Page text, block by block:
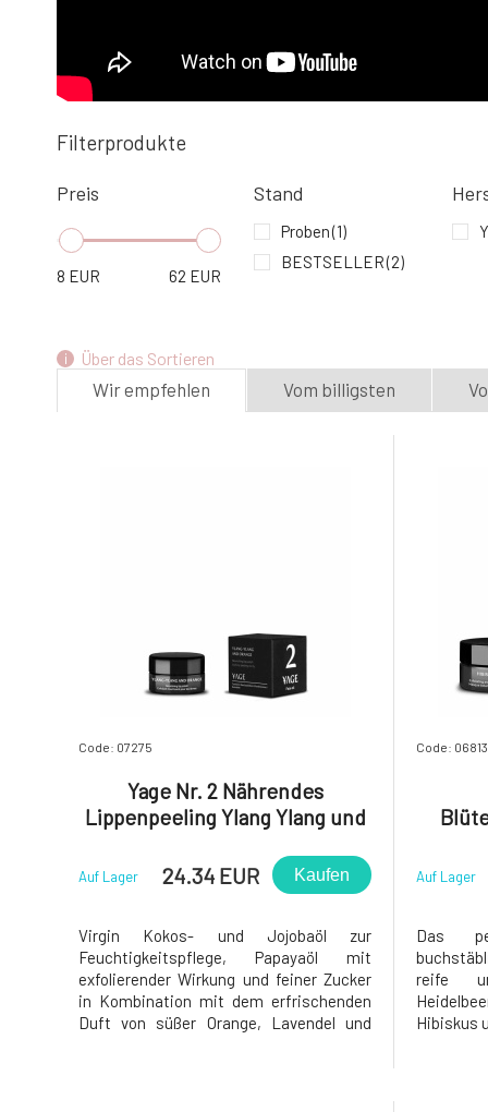
Filterprodukte
Preis
8 EUR 62 EUR
Stand
Proben(1)
BESTSELLER(2)
Über das Sortieren
Wir empfehlen Vom billigsten
Code: 07275
Yage Nr. 2 Nährendes
Lippenpeeling Ylang Ylang und
Auf Lager 24.34 EUR Kaufen
Virgin Kokos- und Jojobaöl zur
Feuchtigkeitspflege, Papayaöl mit
exfolierender Wirkung und feiner Zucker
in Kombination mit dem erfrischenden
Duft von süßer Orange, Lavendel und
Code: 06813
Auf Lager
Das
reife
Hibiskus